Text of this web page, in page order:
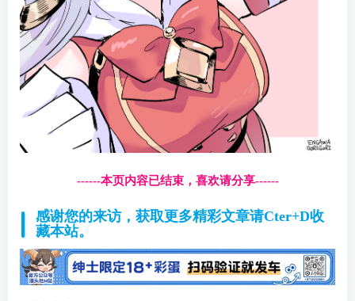
------本页内容已结束，喜欢请分享------
感谢您的来访，获取更多精彩文章请Cter+D收
藏本站。